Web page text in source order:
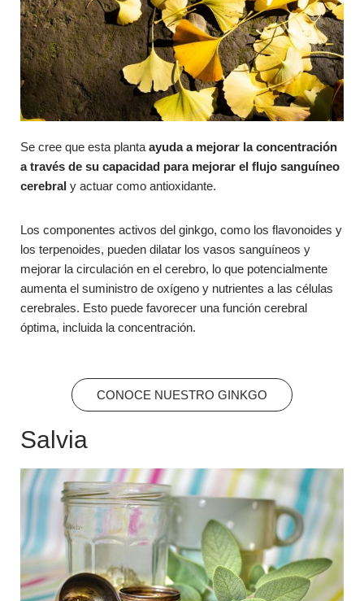
Se cree que esta planta ayuda a mejorar la concentración
a través de su capacidad para mejorar el flujo sanguíneo
cerebral y actuar como antioxidante.
Los componentes activos del ginkgo, como los flavonoides y
los terpenoides, pueden dilatar los vasos sanguíneos y
mejorar la circulación en el cerebro, lo que potencialmente
aumenta el suministro de oxígeno y nutrientes a las células
cerebrales. Esto puede favorecer una función cerebral
óptima, incluida la concentración.
CONOCE NUESTRO GINKGO
Salvia